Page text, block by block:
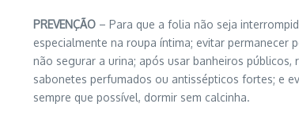
PREVENÇÃO – Para que a folia não seja
especialmente na roupa íntima; evitar
não segurar a urina; após usar banheiros
sabonetes perfumados ou antissépticos fortes; e
sempre que possível, dormir sem calcinha.